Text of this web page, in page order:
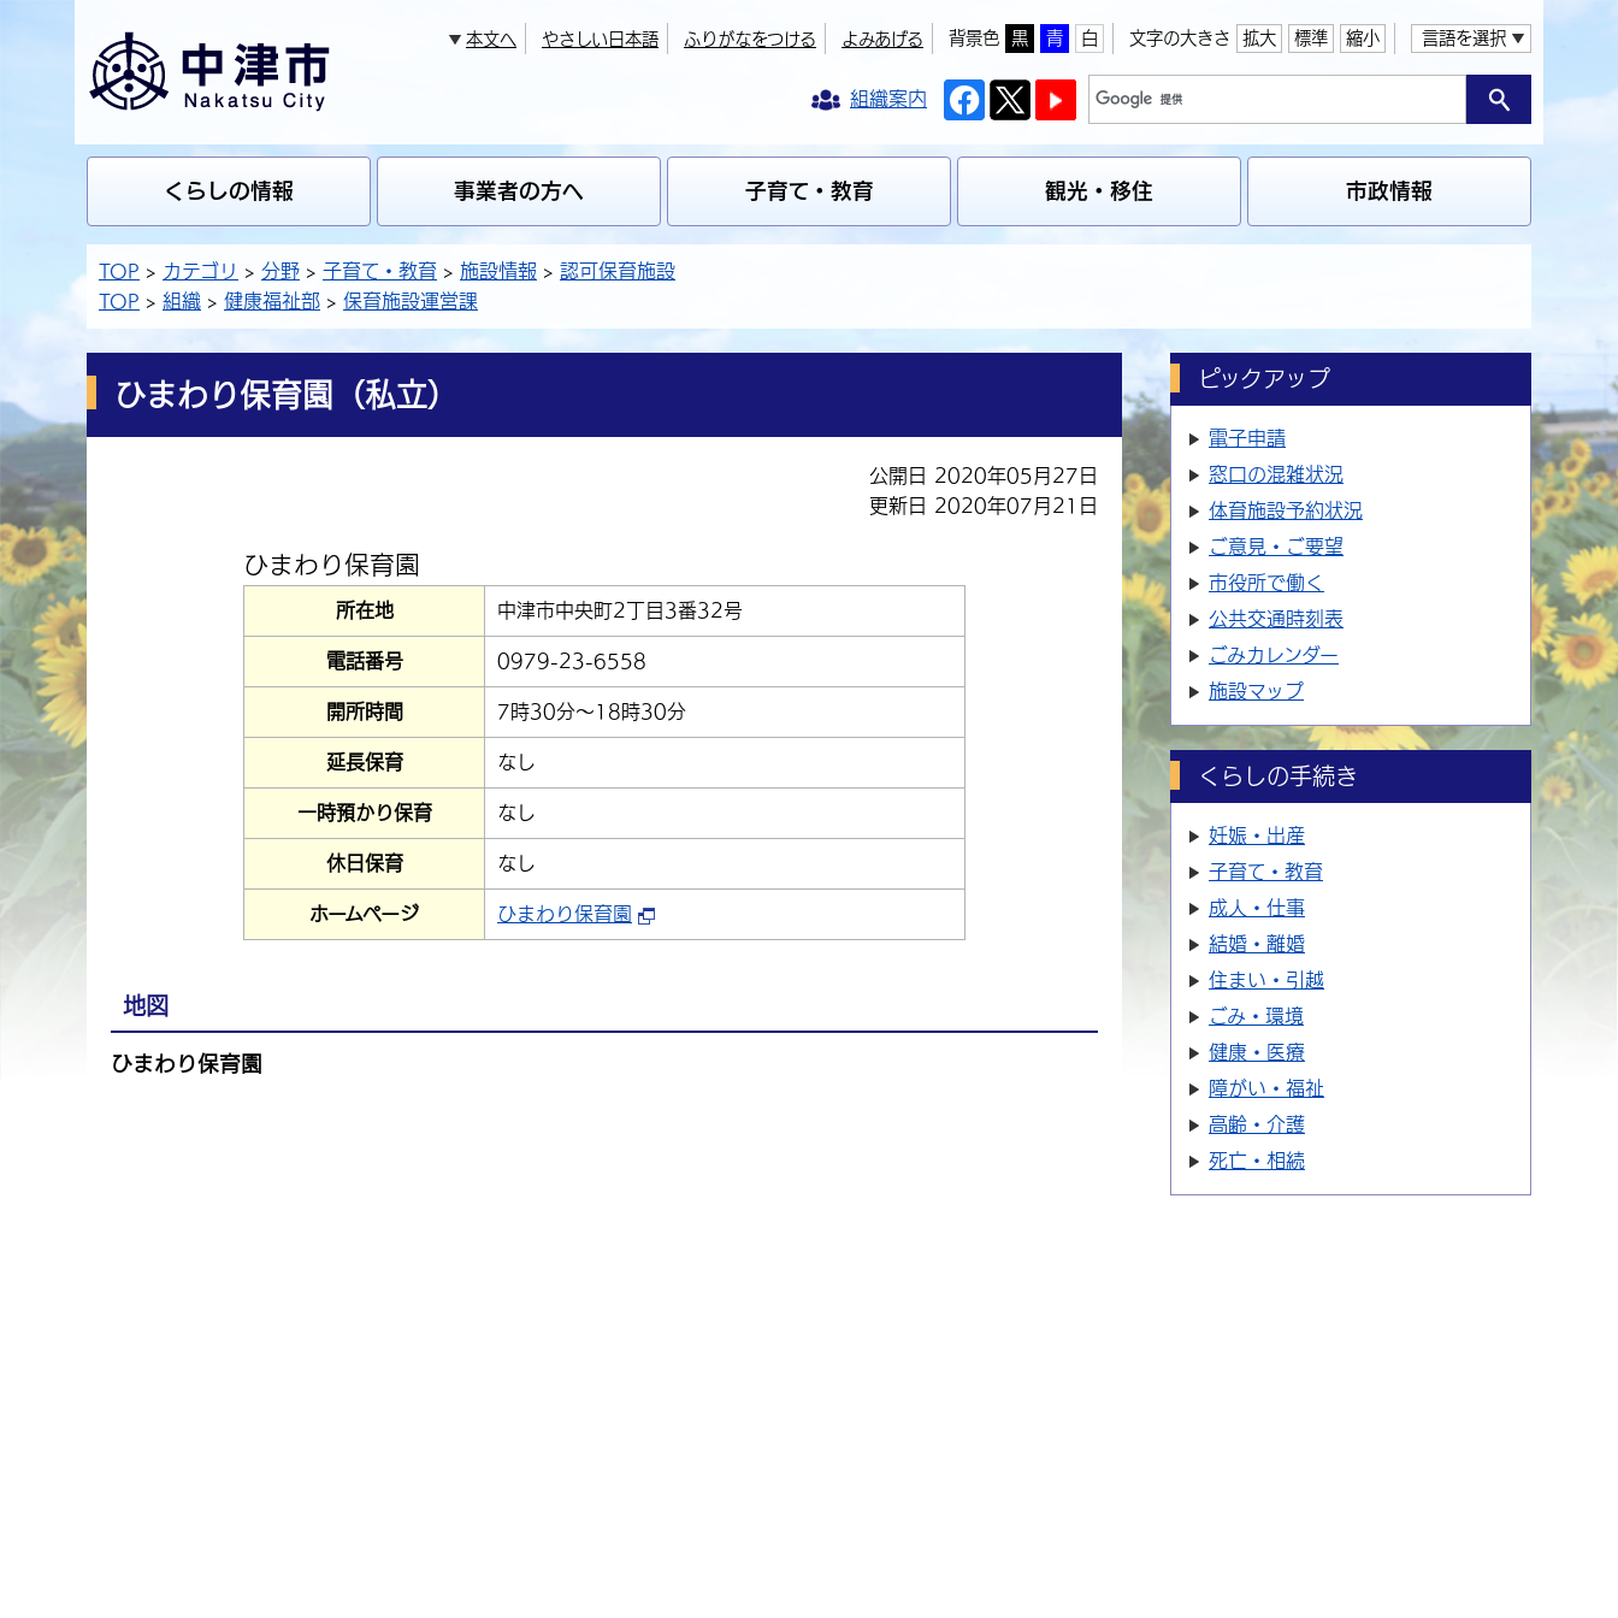
本文へ やさしい日本語 ふりがなをつける よみあげる 背景色 黒 青 白 文字の大きさ 拡大 標準 縮小 言語を選択
組織案内
くらしの情報 事業者の方へ 子育て・教育 観光・移住 市政情報
TOP カテゴリ 分野 子育て・教育 施設情報
認可保育施設
TOP
組織 健康福祉部 保育施設運営課
ひまわり保育園（私立）
公開日 2020年05月27日
更新日 2020年07月21日
ひまわり保育園
所在地 中津市中央町2丁目3番32号
電話番号 0979-23-6558
開所時間 7時30分～18時30分
延長保育 なし
一時預かり保育 なし
休日保育 なし
ホームページ ひまわり保育園
地図
ひまわり保育園
ピックアップ
電子申請
窓口の混雑状況
体育施設予約状況
ご意見・ご要望
市役所で働く
公共交通時刻表
ごみカレンダー
施設マップ
くらしの手続き
妊娠・出産
子育て・教育
成人・仕事
結婚・離婚
住まい・引越
ごみ・環境
健康・医療
障がい・福祉
高齢・介護
死亡・相続